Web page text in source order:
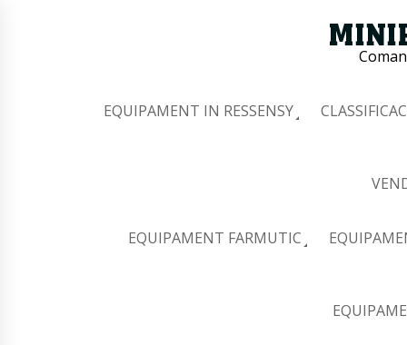
EQUIPAMENT IN RESSENSY
EQUIPAMENT FARMUTIC